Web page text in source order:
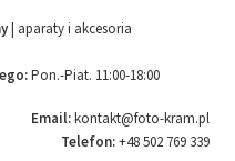
| aparaty i akcesoria
Pon.-Piat. 11:00-18:00
Email:kontakt@foto-kram.pl
Telefon:+48 502 769 339